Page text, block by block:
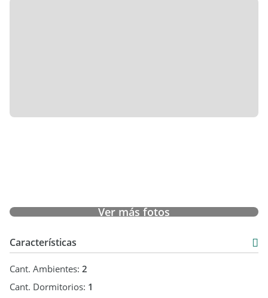
hacia Capital Federal y zona oeste
Ver más fotos
Características
Cant. Ambientes: 2
Cant. Dormitorios: 1